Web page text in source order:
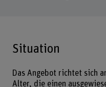
Situation
Das Angebot richtet sich
Alter, die einen